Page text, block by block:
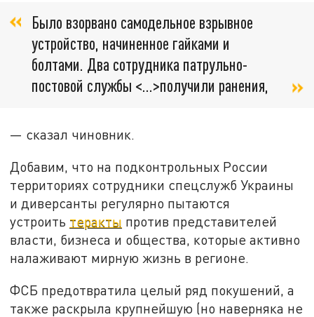
Было взорвано самодельное взрывное
устройство, начиненное гайками и
болтами. Два сотрудника патрульно-
постовой службы <...>получили ранения,
— сказал чиновник.
Добавим, что на подконтрольных России
территориях сотрудники спецслужб Украины
и диверсанты регулярно пытаются
устроить теракты против представителей
власти, бизнеса и общества, которые активно
налаживают мирную жизнь в регионе.
ФСБ предотвратила целый ряд покушений, а
также раскрыла крупнейшую (но наверняка не